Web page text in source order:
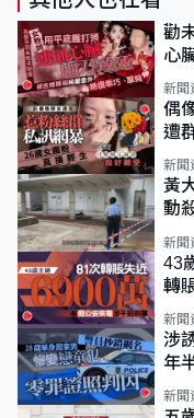
勸
心
新聞
偶
遭
新聞
黃
動
新聞
43
轉
新聞
涉
年
新聞